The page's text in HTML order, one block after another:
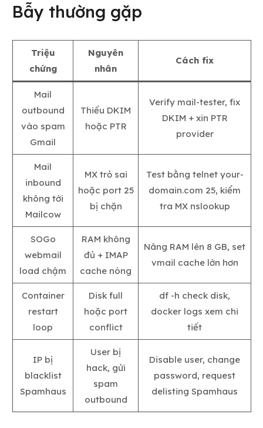
Bẫy thường gặp
Triệu
chứng
Nguyên
nhân
Cách fix
Mail
outbound
vào spam
Gmail
Thiếu DKIM
hoặc PTR
Verify mail-tester, fix
DKIM + xin PTR
provider
Mail
inbound
không tới
Mailcow
MX trỏ sai
hoặc port 25
bị chặn
Test bằng telnet your-
domain.com 25, kiểm
tra MX nslookup
SOGo
webmail
load chậm
RAM không
đủ + IMAP
cache nóng
Nâng RAM lên 8 GB, set
vmail cache lớn hơn
Container
restart
loop
Disk full
hoặc port
conflict
df -h check disk,
docker logs xem chi
tiết
IP bị
blacklist
Spamhaus
User bị
hack, gửi
spam
outbound
Disable user, change
password, request
delisting Spamhaus